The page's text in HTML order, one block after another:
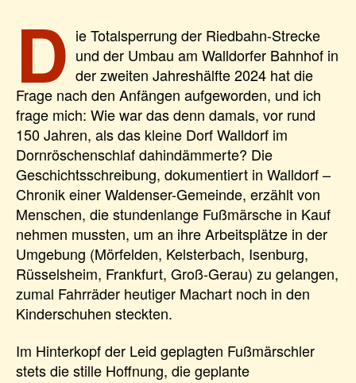
D ie Totalsperrung der Riedbahn-Strecke
und der Umbau am Walldorfer Bahnhof in
der zweiten Jahreshälfte 2024 hat die
Frage nach den Anfängen aufgeworden, und ich
frage mich: Wie war das denn damals, vor rund
150 Jahren, als das kleine Dorf Walldorf im
Dornröschenschlaf dahindämmerte? Die
Geschichtsschreibung, dokumentiert in Walldorf –
Chronik einer Waldenser-Gemeinde, erzählt von
Menschen, die stundenlange Fußmärsche in Kauf
nehmen mussten, um an ihre Arbeitsplätze in der
Umgebung (Mörfelden, Kelsterbach, Isenburg,
Rüsselsheim, Frankfurt, Groß-Gerau) zu gelangen,
zumal Fahrräder heutiger Machart noch in den
Kinderschuhen steckten.
Im Hinterkopf der Leid geplagten Fußmärschler
stets die stille Hoffnung, die geplante